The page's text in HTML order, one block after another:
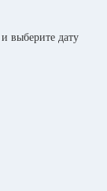
выберите дату